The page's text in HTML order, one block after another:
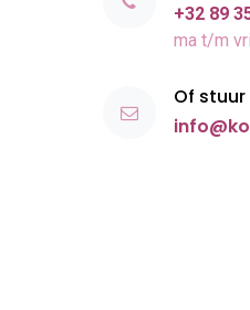
+32 89
ma t/m
Of